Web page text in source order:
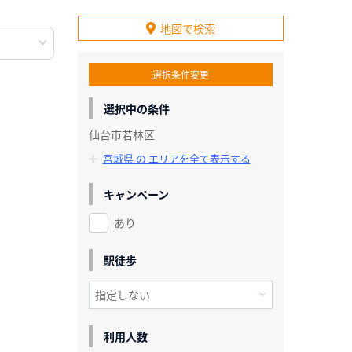
地図で検索
選択条件変更
選択中の条件
仙台市若林区
宮城県 の エリアを全て表示する
キャンペーン
あり
駅徒歩
利用人数